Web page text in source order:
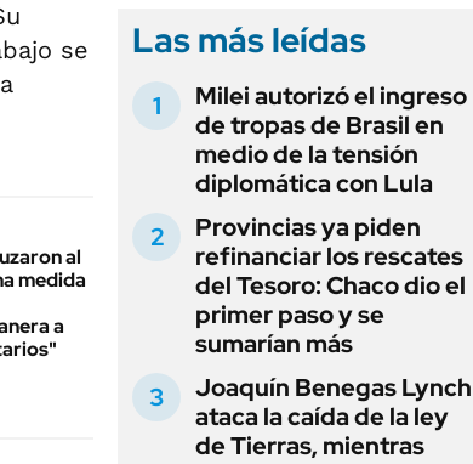
se
al
medida
a
Las más leídas
Milei autorizó el ingreso
de tropas de Brasil en
medio de la tensión
diplomática con Lula
Provincias ya piden
refinanciar los rescates
del Tesoro: Chaco dio el
primer paso y se
sumarían más
Joaquín Benegas Lynch
ataca la caída de la ley
de Tierras, mientras